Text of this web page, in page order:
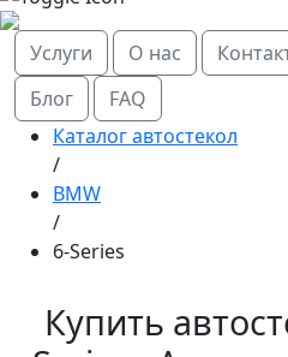
Услуги О нас
Блог
FAQ
Каталог автостекол
/
BMW
/
6-Series
Купить